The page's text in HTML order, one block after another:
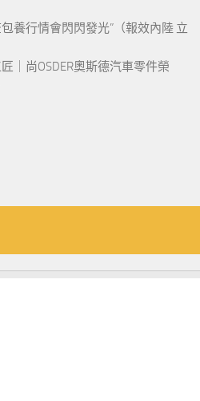
養行情會閃閃發光”（報效內陸 立
｜尚OSDER奧斯德汽車零件榮